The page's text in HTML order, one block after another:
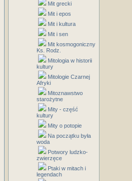
Mit grecki
Mit i epos
Mit i kultura
Mit i sen
Mit kosmogoniczny
Ks. Rodz.
Mitologia w historii
kultury
Mitologie Czarnej
Afryki
Mitoznawstwo
starożytne
Mity - część
kultury
Mity o potopie
Na początku była
woda
Potwory ludzko-
zwierzęce
Ptaki w mitach i
legendach